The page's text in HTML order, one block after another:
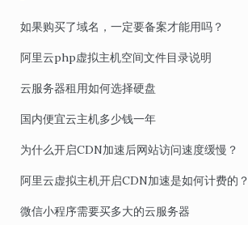
如果购买了域名，一定要备案才能用吗？
阿里云php虚拟主机空间文件目录说明
云服务器租用如何选择硬盘
国内便宜云主机多少钱一年
为什么开启CDN加速后网站访问速度缓慢？
阿里云虚拟主机开启CDN加速是如何计费的？
微信小程序需要买多大的云服务器